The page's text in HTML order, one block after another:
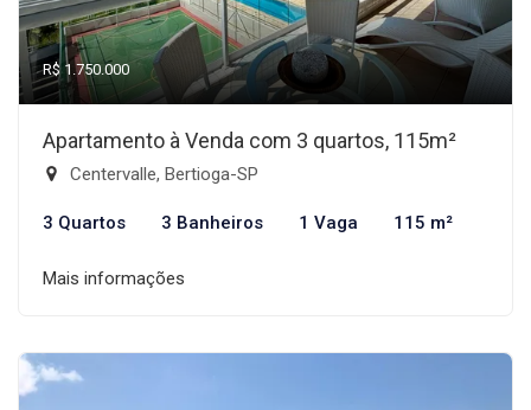
R$ 1.750.000
Apartamento à Venda com 3 quartos, 115m²
Centervalle, Bertioga-SP
3 Quartos 3 Banheiros 1 Vaga 115 m²
Mais informações